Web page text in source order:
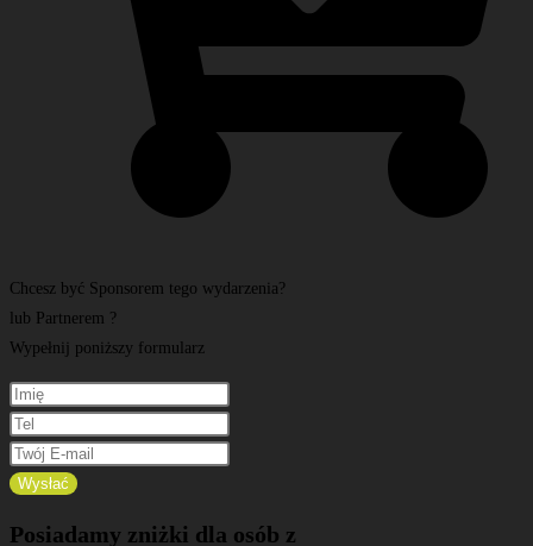
Chcesz być Sponsorem tego wydarzenia?
lub Partnerem ?
Wypełnij poniższy formularz
Wysłać
Posiadamy zniżki dla osób z